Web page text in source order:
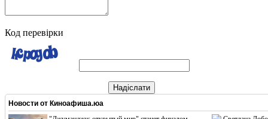
Код перевірки
Надіслати
Новости от Киноафиша.юа